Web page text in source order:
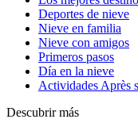
Deportes de nieve
Nieve en familia
Nieve con amigos
Primeros pasos
Día en la nieve
Actividades Après
Descubrir más